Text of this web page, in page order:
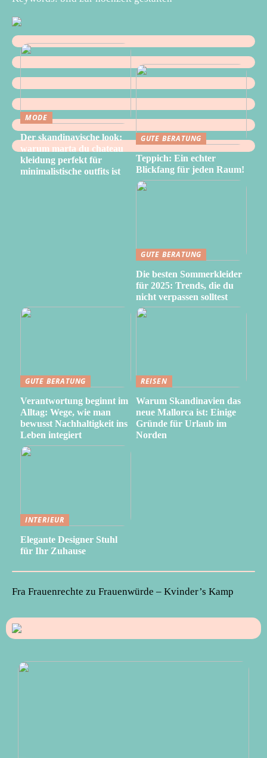
MODE
Der skandinavische look:
warum marta du chateau
kleidung perfekt für
minimalistische outfits ist
GUTE BERATUNG
Teppich: Ein echter
Blickfang für jeden Raum!
GUTE BERATUNG
Die besten Sommerkleider
für 2025: Trends, die du
nicht verpassen solltest
GUTE BERATUNG
Verantwortung beginnt im
Alltag: Wege, wie man
bewusst Nachhaltigkeit ins
Leben integiert
REISEN
Warum Skandinavien das
neue Mallorca ist: Einige
Gründe für Urlaub im
Norden
INTERIEUR
Elegante Designer Stuhl
für Ihr Zuhause
Fra Frauenrechte zu Frauenwürde – Kvinder’s Kamp